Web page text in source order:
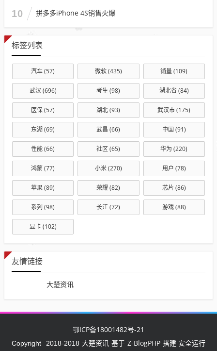
10 拼多多iPhone 4S销售火爆
标签列表
汽车(57) 微软(435) 销量(109)
武汉 (696) 考生 (98) 湖北省 (84)
医保(57) 湖北(93) 武汉市(175)
东湖 (69) 武昌 (66) 中国 (91)
性能(66) 社区 (65) 华为 (220)
鸿蒙(77) 小米(270) 用户 (78)
苹果(89) 荣耀(82) 芯片 (86)
系列 (98) 长江(72) 游戏(88)
显卡(102)
友情链接
大楚资讯
鄂ICP备18001482号-21
Copyright 2018-2018 大楚资讯 基于 Z-BlogPHP 搭建 安全运行